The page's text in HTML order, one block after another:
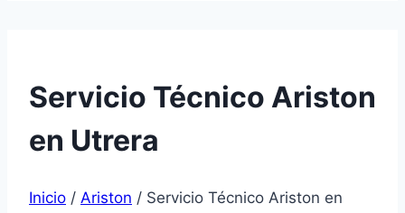
Servicio Técnico Ariston
en Utrera
Inicio / Ariston / Servicio Técnico Ariston en